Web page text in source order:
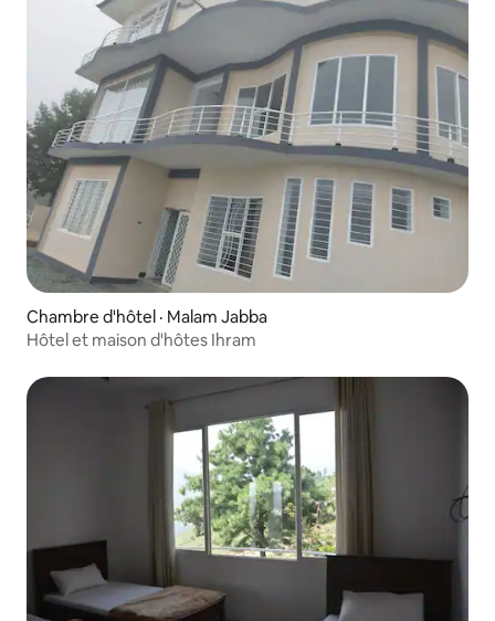
Chambre d'hôtel · Malam Jabba
Hôtel et maison d'hôtes Ihram